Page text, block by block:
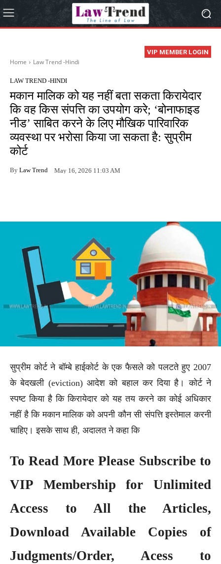
VIP MEMBER LOGIN
Home Law Trend -Hindi
LAW TREND -HINDI
मकान मालिक को यह नहीं बता सकता किरायेदार
कि वह किस संपत्ति का उपयोग करे; ‘बोनाफाइड
नीड’ साबित करने के लिए मौखिक पारिवारिक
व्यवस्था पर भरोसा किया जा सकता है: सुप्रीम
कोर्ट
By Law Trend May 16, 2026 11:03 AM
सुप्रीम कोर्ट ने बॉम्बे हाईकोर्ट के एक फैसले को पलटते हुए 2007
के बेदखली (eviction) आदेश को बहाल कर दिया है। कोर्ट ने
स्पष्ट किया है कि किरायेदार को यह तय करने का कोई अधिकार
नहीं है कि मकान मालिक को अपनी कौन सी संपत्ति इस्तेमाल करनी
चाहिए। इसके साथ ही, अदालत ने कहा कि
To Read More Please Subscribe to
VIP Membershipfor Unlimited
Access to All the Articles,
Download Available Copies of
Judgments/Order, Acess to